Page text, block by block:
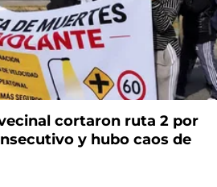
cortaron ruta 2 por
y hubo caos de